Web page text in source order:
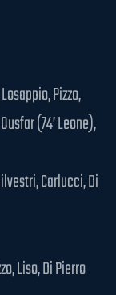
Pizzo,
(74’ Leone),
Carlucci, Di
Liso, Di Pierro